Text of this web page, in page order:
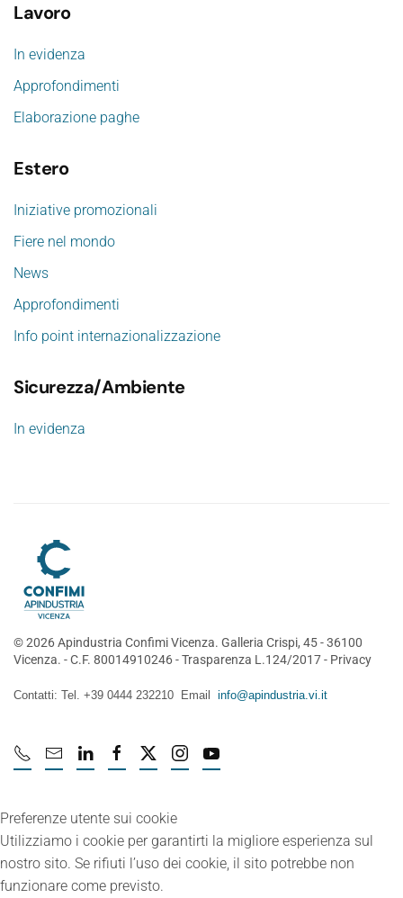
Lavoro
In evidenza
Approfondimenti
Elaborazione paghe
Estero
Iniziative promozionali
Fiere nel mondo
News
Approfondimenti
Info point internazionalizzazione
Sicurezza/Ambiente
In evidenza
©2026Apindustria Confimi Vicenza. Galleria Crispi, 45 - 36100
Vicenza. - C.F. 80014910246 -Trasparenza L.124/2017- Privacy
Contatti: Tel. +39 0444 232210 Email info@apindustria.vi.it
Preferenze utente sui cookie
Utilizziamo i cookie per garantirti la migliore esperienza sul
nostro sito. Se rifiuti l’uso dei cookie, il sito potrebbe non
funzionare come previsto.